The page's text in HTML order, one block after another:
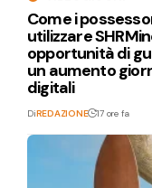
Come i
utilizzare
opportunità di
un aumento
digitali
DiREDAZIONE 17 ore fa